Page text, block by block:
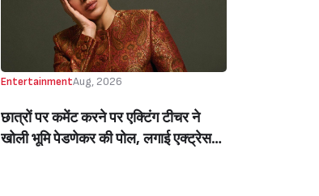
Entertaining Side)
EntertainmentAug, 2026
छात्रों पर कमेंट करने पर एक्टिंग टीचर ने
खोली भूमि पेडणेकर की पोल, लगाई एक्ट्रेस